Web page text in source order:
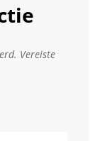
Vereiste